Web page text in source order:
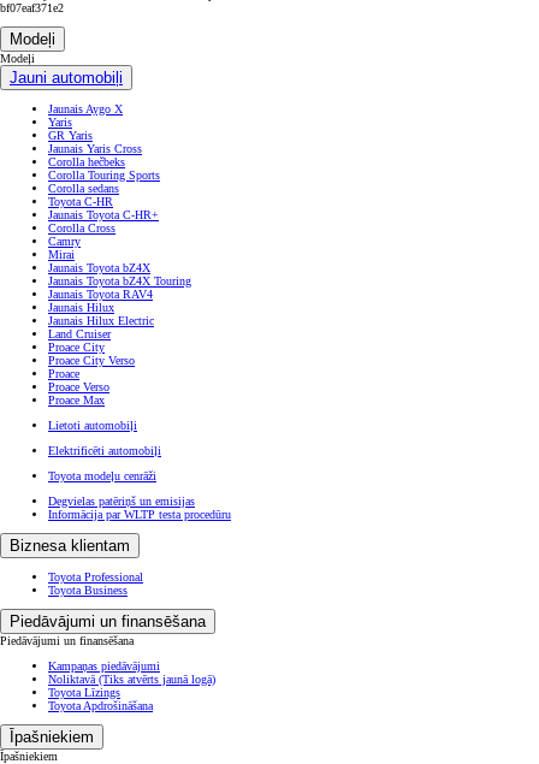
bf07eaf371e2
Modeļi
Modeļi
Jauni automobiļi
Jaunais Aygo X
Yaris
GR Yaris
Jaunais Yaris Cross
Corolla hečbeks
Corolla Touring Sports
Corolla sedans
Toyota C-HR
Jaunais Toyota C-HR+
Corolla Cross
Camry
Mirai
Jaunais Toyota bZ4X
Jaunais Toyota bZ4X Touring
Jaunais Toyota RAV4
Jaunais Hilux
Jaunais Hilux Electric
Land Cruiser
Proace City
Proace City Verso
Proace
Proace Verso
Proace Max
Lietoti automobiļi
Elektrificēti automobiļi
Toyota modeļu cenrāži
Degvielas patēriņš un emisijas
Informācija par WLTP testa procedūru
Biznesa klientam
Toyota Professional
Toyota Business
Piedāvājumi un finansēšana
Piedāvājumi un finansēšana
Kampaņas piedāvājumi
Noliktavā (Tiks atvērts jaunā logā)
Toyota Līzings
Toyota Apdrošināšana
Īpašniekiem
Īpašniekiem